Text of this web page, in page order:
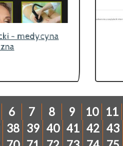
- medycyna
6 7 8 9 10 11
38 39 40 41 42 43